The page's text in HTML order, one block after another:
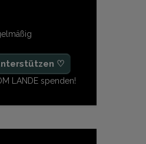
♡
LANDE spenden!